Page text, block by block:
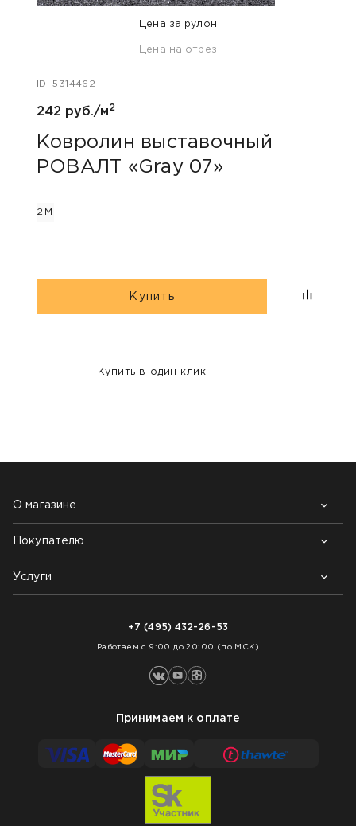
Цена за рулон
Цена на отрез
ID: 5314462
242 руб./м2
Ковролин выставочный
РОВАЛТ «Gray 07»
2М
Купить
Купить в один клик
О магазине
Почему выбирают нас
Контакты
Блог
Покупателю
Возврат товара
Как заказать
Услуги
+7 (495) 432-26-53
Работаем с 9:00 до 20:00 (по МСК)
Принимаем к оплате